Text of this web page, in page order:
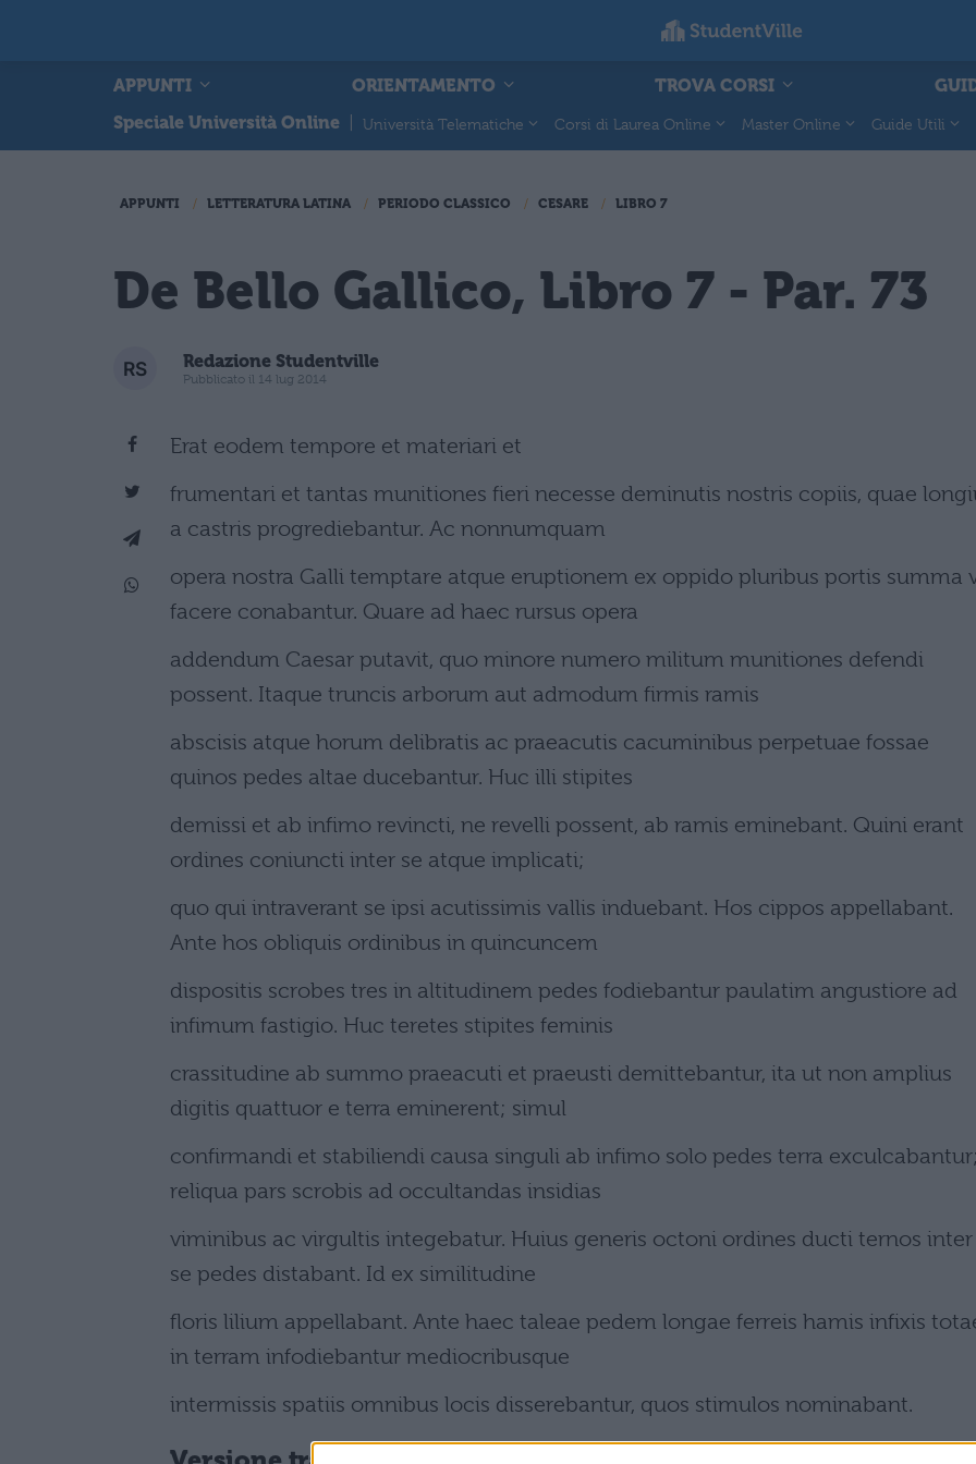
APPUNTI ORIENTAMENTO TROVA CORSI
Speciale Università Online
Università Telematiche Corsi di Laurea Online Master Online Guide Utili
APPUNTI LETTERATURA LATINA PERIODO CLASSICO CESARE LIBRO 7
De Bello Gallico, Libro 7 - Par. 73
Redazione Studentville
Pubblicato il 14 lug 2014
Erat eodem tempore et materiari et
frumentari et tantas munitiones fieri necesse deminutis nostris copiis, quae
a castris progrediebantur. Ac nonnumquam
opera nostra Galli temptare atque eruptionem ex oppido pluribus portis summa
facere conabantur. Quare ad haec rursus opera
addendum Caesar putavit, quo minore numero militum munitiones defendi
possent. Itaque truncis arborum aut admodum firmis ramis
abscisis atque horum delibratis ac praeacutis cacuminibus perpetuae fossae
quinos pedes altae ducebantur. Huc illi stipites
demissi et ab infimo revincti, ne revelli possent, ab ramis eminebant. Quini erant
ordines coniuncti inter se atque implicati;
quo qui intraverant se ipsi acutissimis vallis induebant. Hos cippos appellabant.
Ante hos obliquis ordinibus in quincuncem
dispositis scrobes tres in altitudinem pedes fodiebantur paulatim angustiore ad
infimum fastigio. Huc teretes stipites feminis
crassitudine ab summo praeacuti et praeusti demittebantur, ita ut non amplius
digitis quattuor e terra eminerent; simul
confirmandi et stabiliendi causa singuli ab infimo solo pedes terra
reliqua pars scrobis ad occultandas insidias
viminibus ac virgultis integebatur. Huius generis octoni ordines ducti ternos inter
se pedes distabant. Id ex similitudine
floris lilium appellabant. Ante haec taleae pedem longae ferreis hamis infixis
in terram infodiebantur mediocribusque
intermissis spatiis omnibus locis disserebantur, quos stimulos nominabant.